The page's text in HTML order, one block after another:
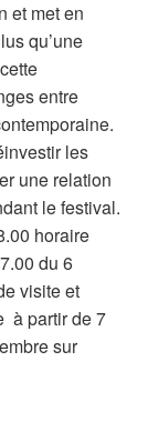
et met en
qu’une
entre
les
une relation
le festival.
horaire
du 6
visite et
à partir de 7
sur